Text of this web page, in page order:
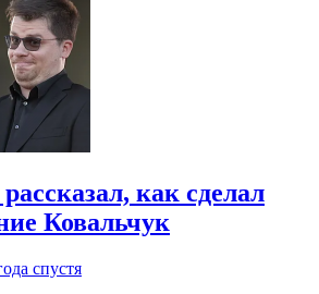
как сделал
Ковальчук
спустя